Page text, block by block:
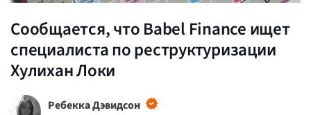
Сообщается, что Babel Finance ищет
специалиста по реструктуризации
Хулихан Локи
Ребекка Дэвидсон